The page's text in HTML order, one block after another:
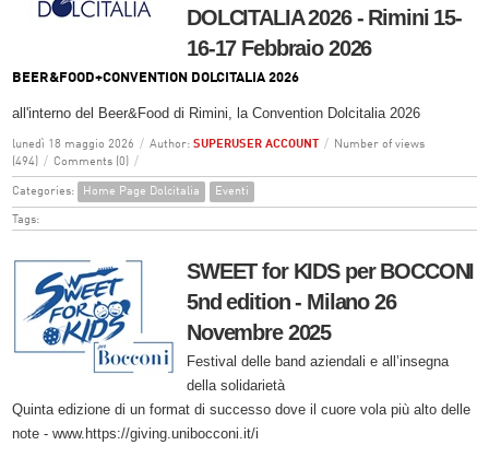
DOLCITALIA 2026 - Rimini 15-
16-17 Febbraio 2026
BEER&FOOD+CONVENTION DOLCITALIA 2026
all'interno del Beer&Food di Rimini, la Convention Dolcitalia 2026
lunedì 18 maggio 2026 / Author: SUPERUSER ACCOUNT /
Number of views
(494)
/ Comments (0) /
Categories: Home Page Dolcitalia Eventi
Tags:
SWEET for KIDS per BOCCONI
5nd edition - Milano 26
Novembre 2025
Festival delle band aziendali e all’insegna
della solidarietà
Quinta edizione di un format di successo dove il cuore vola più alto delle
note - www.https://giving.unibocconi.it/i